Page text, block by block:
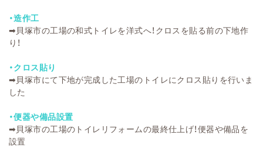
・造作工
➡貝塚市の工場の和式トイレを洋式へ！クロスを貼る前の下地作
り！
・クロス貼り
➡貝塚市にて下地が完成した工場のトイレにクロス貼りを行いま
した
・便器や備品設置
➡貝塚市の工場のトイレリフォームの最終仕上げ！便器や備品を
設置